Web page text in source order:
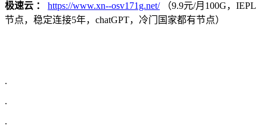
极速云 ：
https://www.xn--osv171g.net/（9.9元/月100G，IEPL
节点，稳定连接5年，chatGPT，冷门国家都有节点）
.
.
.